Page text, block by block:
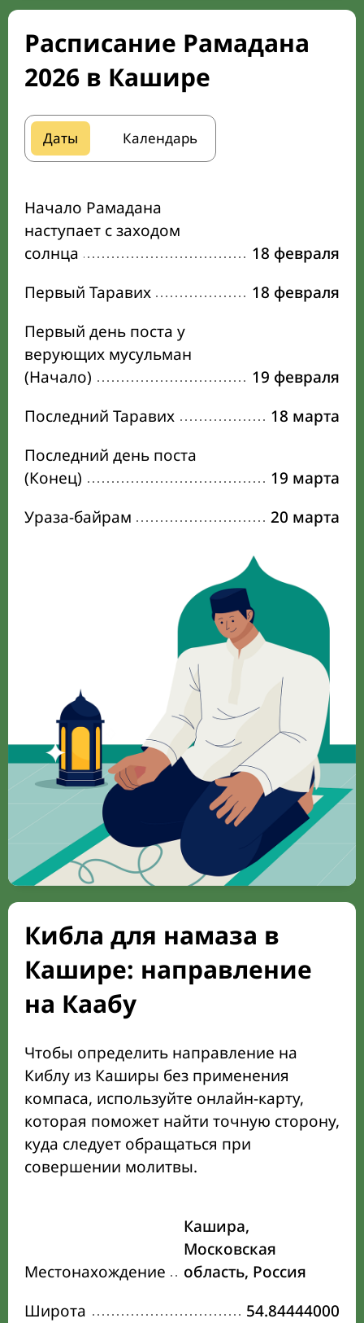
Расписание Рамадана
2026 в Кашире
Даты Календарь
Начало Рамадана
наступает с заходом
солнца
18 февраля
Первый Таравих
18 февраля
Первый день поста у
верующих мусульман
(Начало)
19 февраля
Последний Таравих
18 марта
Последний день поста
(Конец)
19 марта
Ураза-байрам
20 марта
Кибла для намаза в
Кашире: направление
на Каабу
Чтобы определить направление на
Киблу из Каширы без применения
компаса, используйте онлайн-карту,
которая поможет найти точную сторону,
куда следует обращаться при
совершении молитвы.
Местонахождение
Кашира,
Московская
область, Россия
Широта
54.84444000